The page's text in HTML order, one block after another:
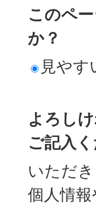
このペ
か？
見やす
よろし
ご記入く
いただ
個人情